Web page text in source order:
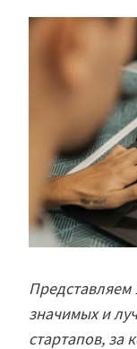
Представляем
значимых и
стартапов, за